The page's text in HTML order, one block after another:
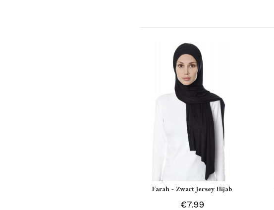
Farah - Zwart Jersey Hijab
€7.99